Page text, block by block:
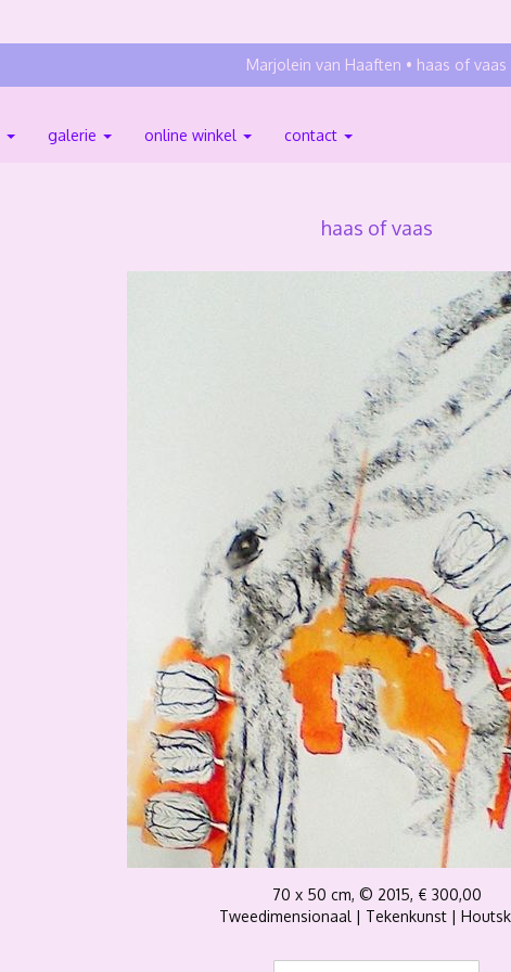
Marjolein van Haaften haas of vaas
galerie online winkel contact
haas of vaas
70 x 50 cm, © 2015, € 300,00
Tweedimensionaal | Tekenkunst |